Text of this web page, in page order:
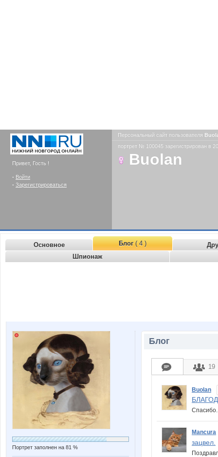
Привет, Гость !
- Войти
- Зарегистрироваться
Персональный сайт пользователя
портрет № 100045 зарегистрирован в
Buolan
Основное Блог( 4 )
Шпионаж
Портрет заполнен на 81 %
Блог
19
Buolan
Mancura
зацвел.